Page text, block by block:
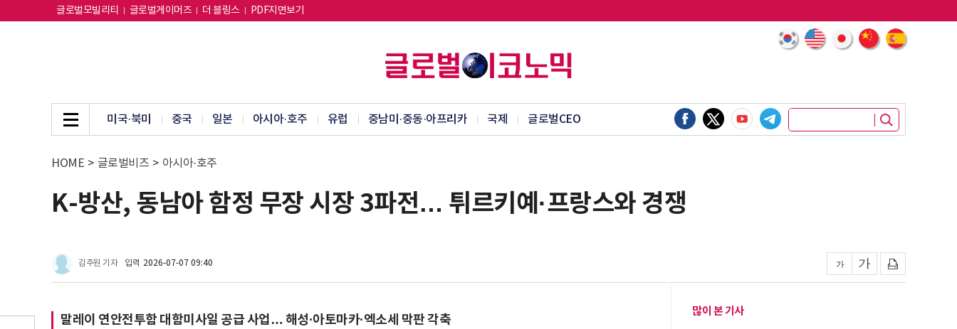
글로벌모빌리티 글로벌게이머즈 더 블링스 PDF지면보기
미국·북미 중국 일본 아시아·호주 유럽 중남미·중동·아프리카 국제 글로벌CEO
HOME > 글로벌비즈 > 아시아·호주
K-방산, 동남아 함정 무장 시장 3파전… 튀르키예·프랑스와 경쟁
김주원 기자 입력 2026-07-07 09:40
말레이 연안전투함 대함미사일 공급 사업… 해성·아토마카·엑소세 막판 각축
많이 본 기사